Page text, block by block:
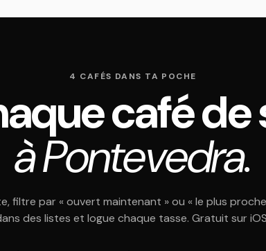
4 CAFÉS DANS TA POCHE
café
à Pontevedra.
filtre par « ouvert maintenant » ou « le plus
des listes et logue chaque tasse. Gratuit sur